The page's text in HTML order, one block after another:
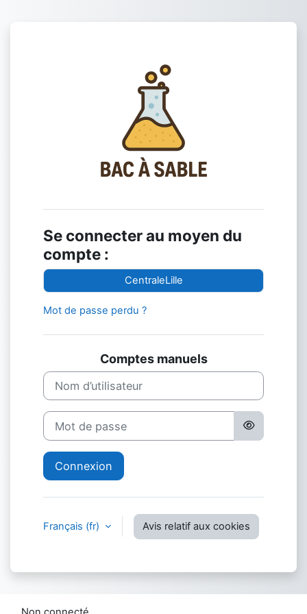
Connexion à
Se connecter au moyen du
compte :
CentraleLille
Mot de passe perdu ?
Comptes manuels
Nom d’utilisateur
Mot de passe
Connexion
Français ‎(fr)‎ Avis relatif aux cookies